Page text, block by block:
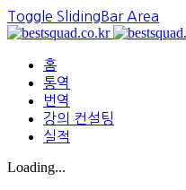
Toggle SlidingBar Area
홈
통역
번역
강의 컨설팅
실적
Loading...